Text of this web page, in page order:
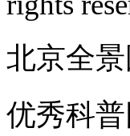
北京全
优秀科